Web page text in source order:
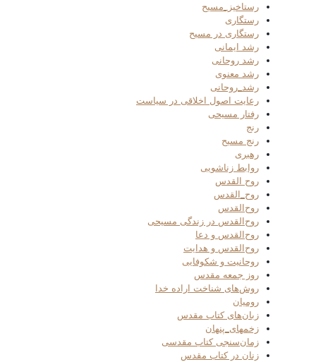
رستاخیز_مسیح
رستگاری
رستگاری در مسیح
رشد ایمانی
رشد روحانی
رشد معنوی
رشد_روحانی
رعایت اصول اخلاقی در سیاست
رفتار مسیحی
رنج
رنج مسیح
رهبری
روابط زناشویی
روح القدس
روح_القدس
روح‌القدس
روح‌القدس در زندگی مسیحی
روح‌القدس و دعا
روح‌القدس و هدایت
روحانیت و شکوفایی
روز جمعه مقدس
روش‌های شناخت اراده خدا
رومیان
زبان‌های کتاب مقدس
زخمهای_پنهان
زمان‌سنجی کتاب مقدسی
زنان در کتاب مقدس